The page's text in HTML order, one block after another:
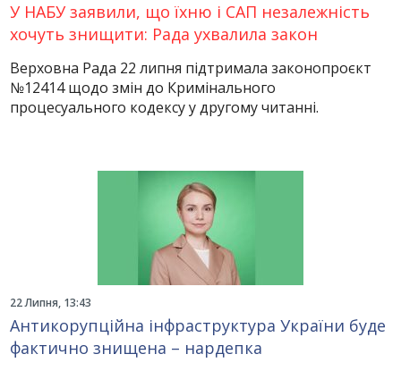
У НАБУ заявили, що їхню і САП незалежність
хочуть знищити: Рада ухвалила закон
Верховна Рада 22 липня підтримала законопроєкт
№12414 щодо змін до Кримінального
процесуального кодексу у другому читанні.
22 Липня, 13:43
Антикорупційна інфраструктура України буде
фактично знищена – нардепка